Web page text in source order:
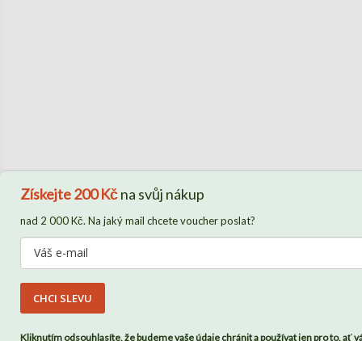
Získejte200 Kčna svůj nákup
nad 2 000 Kč. Na jaký mail chcete voucher poslat?
CHCI SLEVU
Kliknutím odsouhlasíte, že budeme vaše údaje chránit a používat jen pro to, ať